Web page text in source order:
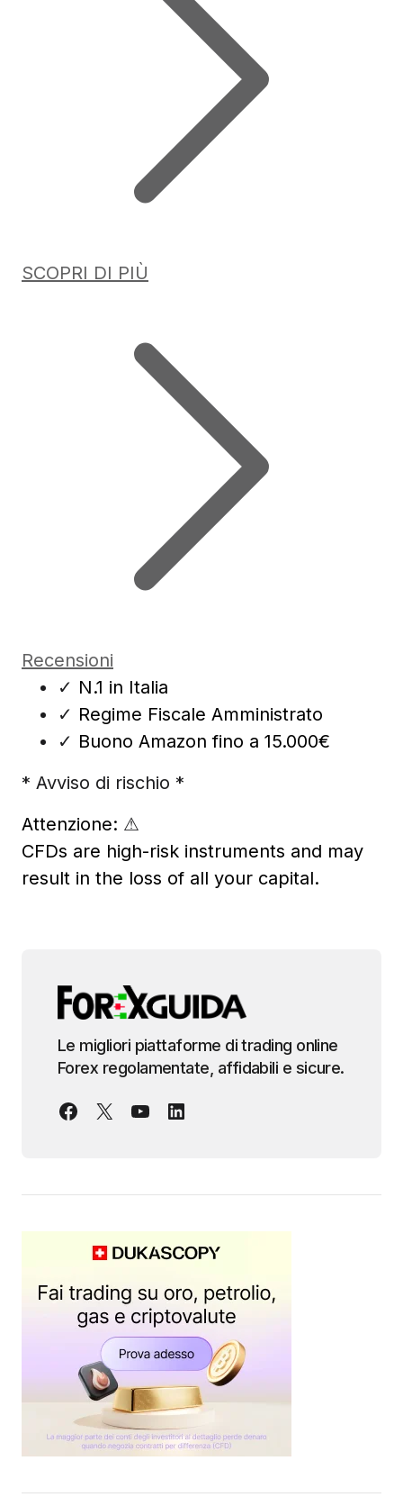
SCOPRI DI PIÙ
Recensioni
✓ N.1 in Italia
✓ Regime Fiscale Amministrato
✓ Buono Amazon fino a 15.000€
* Avviso di rischio *
Attenzione: ⚠
CFDs are high-risk instruments and may
result in the loss of all your capital.
Le migliori piattaforme di trading online
Forex regolamentate, affidabili e sicure.